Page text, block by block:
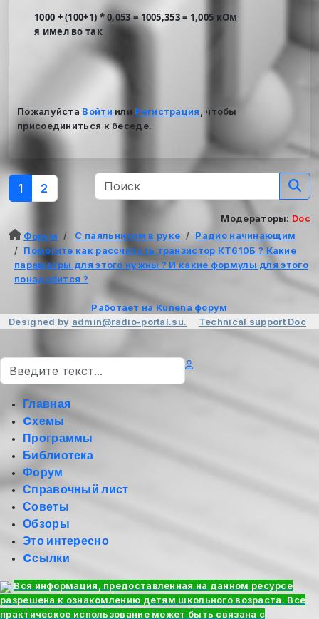
1000 + (100+1) * 0,053 = 1005,353 = 1,005 кОм
я имел во так
Пожалуйста Войти или Регистрация
, чтобы
присоединиться к беседе.
1 2
Модераторы: Doc
Форум
С паяльником в руке
Радио начинающим
Помогите как рассчитать транзистор КТ610Б ? Какие
параметры для этого нужны ? И какие формулы для этого
понадобится ?
Работает на Kunena форум
Designed by admin@radio-portal.su. Technical support Doc
Поиск
Главная
Cхемы
Программы
Библиотека
Форум
Справочный лист
Советы
Обзоры
Это интересно
Cсылки
Вся информация, предоставленная на данном ресурсе
разрешена к ознакомлению детям школьного возраста. Все
практическое использование может быть связана с